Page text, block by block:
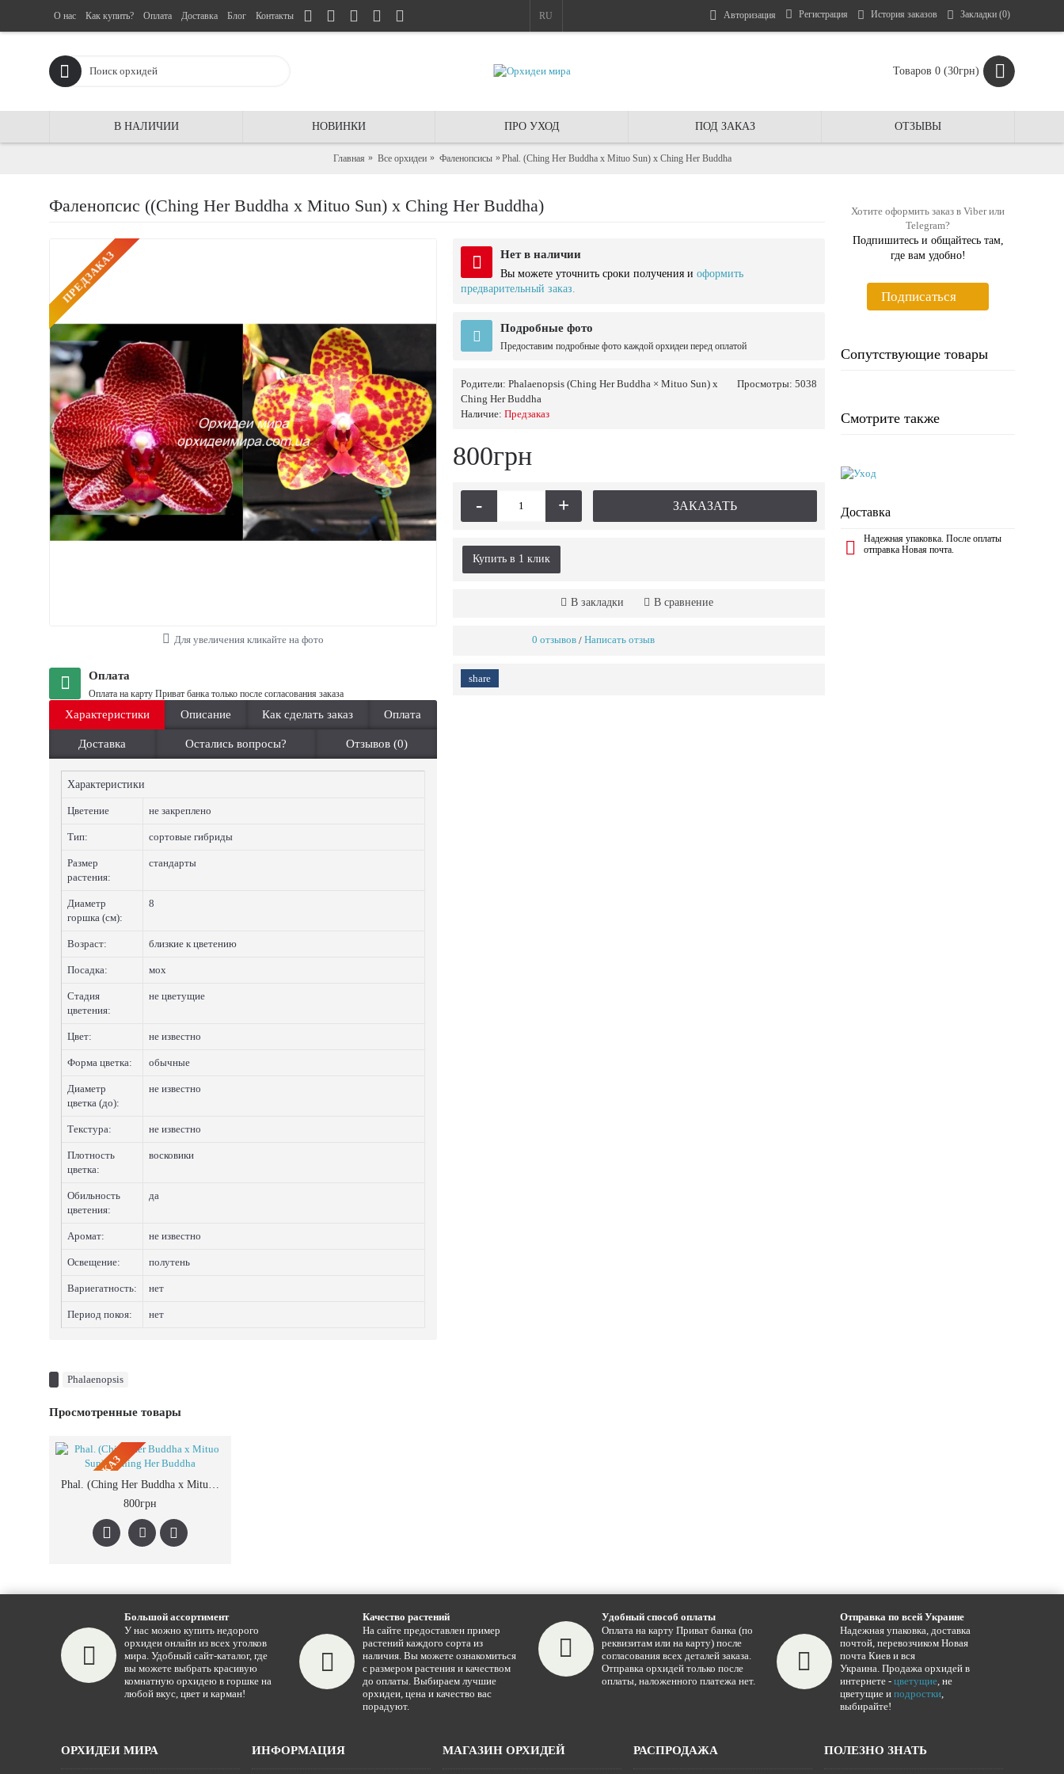
О нас Как купить? Оплата Доставка Блог Контакты RU Авторизация Регистрация История заказов Закладки (0)
Товаров 0 (30грн)
В НАЛИЧИИ НОВИНКИ ПРО УХОД ПОД ЗАКАЗ ОТЗЫВЫ
Главная Все орхидеи Фаленопсисы Phal. (Ching Her Buddha x Mituo Sun) x Ching Her Buddha
Хотите оформить заказ в Viber или
Telegram?
Подпишитесь и общайтесь там,
где вам удобно!
Подписаться
Сопутствующие товары
Смотрите также
Доставка
Надежная упаковка. После оплаты
отправка Новая почта.
Фаленопсис ((Ching Her Buddha x Mituo Sun) x Ching Her Buddha)
ПРЕДЗАКАЗ
Для увеличения кликайте на фото
Оплата
Оплата на карту Приват банка только после согласования заказа
Характеристики Описание Как сделать заказ Оплата
Доставка Остались вопросы? Отзывов (0)
Характеристики
Цветение не закреплено
Тип: сортовые гибриды
Размер
растения:
стандарты
Диаметр
горшка (см):
8
Возраст: близкие к цветению
Посадка: мох
Стадия
цветения:
не цветущие
Цвет: не известно
Форма цветка: обычные
Диаметр
цветка (до):
не известно
Текстура: не известно
Плотность
цветка:
восковики
Обильность
цветения:
да
Аромат: не известно
Освещение: полутень
Вариегатность: нет
Период покоя: нет
Нет в наличии
Вы можете уточнить сроки получения и оформить
предварительный заказ.
Подробные фото
Предоставим подробные фото каждой орхидеи перед оплатой
Просмотры: 5038
Родители: Phalaenopsis (Ching Her Buddha × Mituo Sun) x
Ching Her Buddha
Наличие: Предзаказ
800грн
- + ЗАКАЗАТЬ
Купить в 1 клик
В закладки В сравнение
0 отзывов / Написать отзыв
share
Phalaenopsis
Просмотренные товары
ПРЕДЗАКАЗ
Phal. (Ching Her Buddha x Mituo Sun) x Ching Her Buddha
800грн
Большой ассортимент
У нас можно купить недорого
орхидеи онлайн из всех уголков
мира. Удобный сайт-каталог, где
вы можете выбрать красивую
комнатную орхидею в горшке на
любой вкус, цвет и карман!
Качество растений
На сайте предоставлен пример
растений каждого сорта из
наличия. Вы можете ознакомиться
с размером растения и качеством
до оплаты. Выбираем лучшие
орхидеи, цена и качество вас
порадуют.
Удобный способ оплаты
Оплата на карту Приват банка (по
реквизитам или на карту) после
согласования всех деталей заказа.
Отправка орхидей только после
оплаты, наложенного платежа нет.
Отправка по всей Украине
Надежная упаковка, доставка
почтой, перевозчиком Новая
почта Киев и вся
Украина. Продажа орхидей в
интернете - цветущие, не
цветущие и подростки,
выбирайте!
ОРХИДЕИ МИРА ИНФОРМАЦИЯ МАГАЗИН ОРХИДЕЙ РАСПРОДАЖА ПОЛЕЗНО ЗНАТЬ